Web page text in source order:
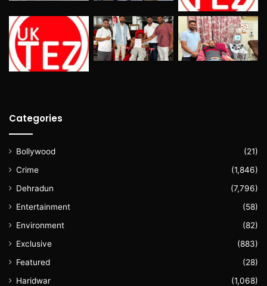
Categories
Bollywood
(21)
Crime
(1,846)
Dehradun
(7,796)
Entertainment
(58)
Environment
(82)
Exclusive
(883)
Featured
(28)
Haridwar
(1,068)